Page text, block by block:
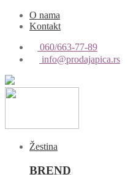
O nama
Kontakt
060/663-77-89
info@prodajapica.rs
Žestina
BREND